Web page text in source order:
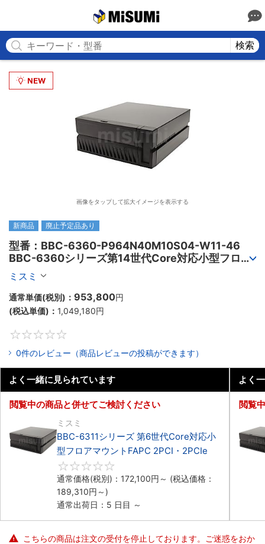
検索
画像をタップして拡大イメージを表示する
新商品 廃止予定品あり
型番：BBC-6360-P964N40M10S04-W11-46
BBC-6360シリーズ第14世代Core対応小型フロア
マウント2PCIe
ミスミ
通常単価(税別)： 953,800円
(税込単価)： 1,049,180円
0件のレビュー（商品レビューの投稿ができます）
よく一緒に見られています
閲覧中の商品と併せてご検討ください
ミスミ
BBC-6311シリーズ 第6世代Core対応小
型フロアマウントFAPC 2PCI・2PCIe
通常価格(税別)： 172,100円 ～ (税込価格：
189,310円 ～)
通常出荷日：5 日目 ～
よく
閲覧
こちらの商品は注文の受付を停止しております。ご迷惑をおか